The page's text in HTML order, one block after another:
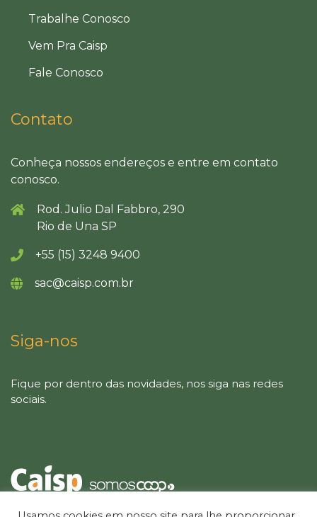
Trabalhe Conosco
Vem Pra Caisp
Fale Conosco
Contato
Conheça nossos endereços e entre em contato
conosco.
Rod. Julio Dal Fabbro, 290
Rio de Una SP
+55 (15) 3248 9400
sac@caisp.com.br
Siga-nos
Fique por dentro das novidades, nos siga nas redes
sociais.